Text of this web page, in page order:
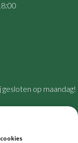
gesloten op maandag!
cookies